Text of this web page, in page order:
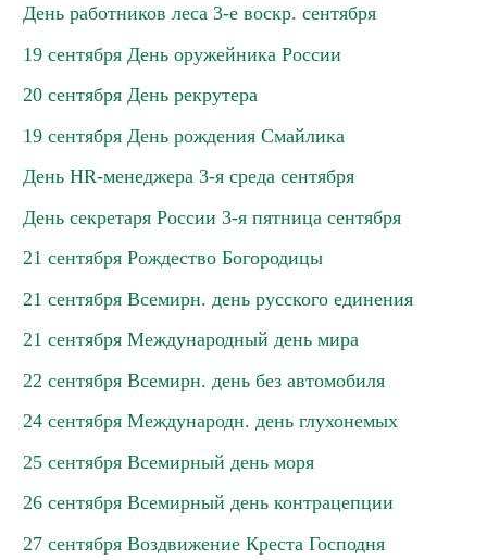
День работников леса 3-е воскр. сентября
19 сентября День оружейника России
20 сентября День рекрутера
19 сентября День рождения Смайлика
День HR-менеджера 3-я среда сентября
День секретаря России 3-я пятница сентября
21 сентября Рождество Богородицы
21 сентября Всемирн. день русского единения
21 сентября Международный день мира
22 сентября Всемирн. день без автомобиля
24 сентября Международн. день глухонемых
25 сентября Всемирный день моря
26 сентября Всемирный день контрацепции
27 сентября Воздвижение Креста Господня